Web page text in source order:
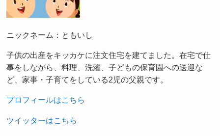
ニックネーム：ともいし
子供の出産をキッカケに注文住宅を建てました。在宅で仕
事をしながら、料理、洗濯、子どもの保育園への送迎な
ど、家事・子育てをしている2児の父親です。
プロフィールはこちら
ツイッターはこちら